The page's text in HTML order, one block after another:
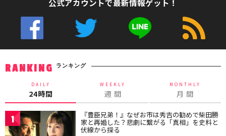
公式アカウントで最新情報ゲット！
RANKING ランキング
DAILY
24時間
WEEKLY
週 間
MONTHLY
月 間
1 『豊臣兄弟！』なぜお市は秀吉の勧めで柴田勝
家と再婚した？悲劇に繋がる「真相」を史料と
伏線から探る